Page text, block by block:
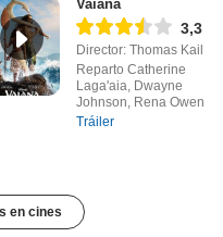
Vaiana
3,3
Director: Thomas Kail
Reparto Catherine
Laga'aia, Dwayne
Johnson, Rena Owen
Tráiler
en cines